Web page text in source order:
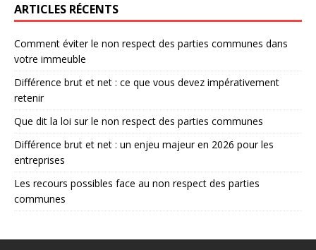
ARTICLES RÉCENTS
Comment éviter le non respect des parties communes dans
votre immeuble
Différence brut et net : ce que vous devez impérativement
retenir
Que dit la loi sur le non respect des parties communes
Différence brut et net : un enjeu majeur en 2026 pour les
entreprises
Les recours possibles face au non respect des parties
communes